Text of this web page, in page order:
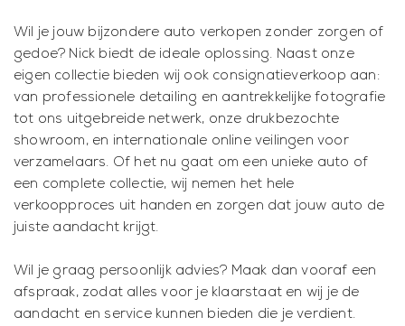
Wil je jouw bijzondere auto verkopen zonder zorgen of
gedoe? Nick biedt de ideale oplossing. Naast onze
eigen collectie bieden wij ook consignatieverkoop aan:
van professionele detailing en aantrekkelijke fotografie
tot ons uitgebreide netwerk, onze drukbezochte
showroom, en internationale online veilingen voor
verzamelaars. Of het nu gaat om een unieke auto of
een complete collectie, wij nemen het hele
verkoopproces uit handen en zorgen dat jouw auto de
juiste aandacht krijgt.
Wil je graag persoonlijk advies? Maak dan vooraf een
afspraak, zodat alles voor je klaarstaat en wij je de
aandacht en service kunnen bieden die je verdient.